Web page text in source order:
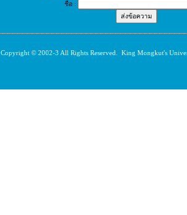
ชื่อ :
Copyright © 2002-3 All Rights Reserved. King Mongkut's